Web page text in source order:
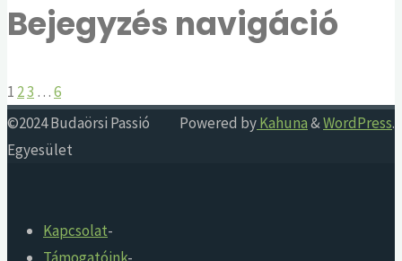
Bejegyzés navigáció
1 23 …6
Powered byKahuna&WordPress.
©2024 Budaörsi Passió
Egyesület
Kapcsolat-
Támogatóink-